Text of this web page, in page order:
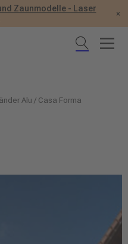
Zaunmodelle - Laser
×
Alu / Casa Forma